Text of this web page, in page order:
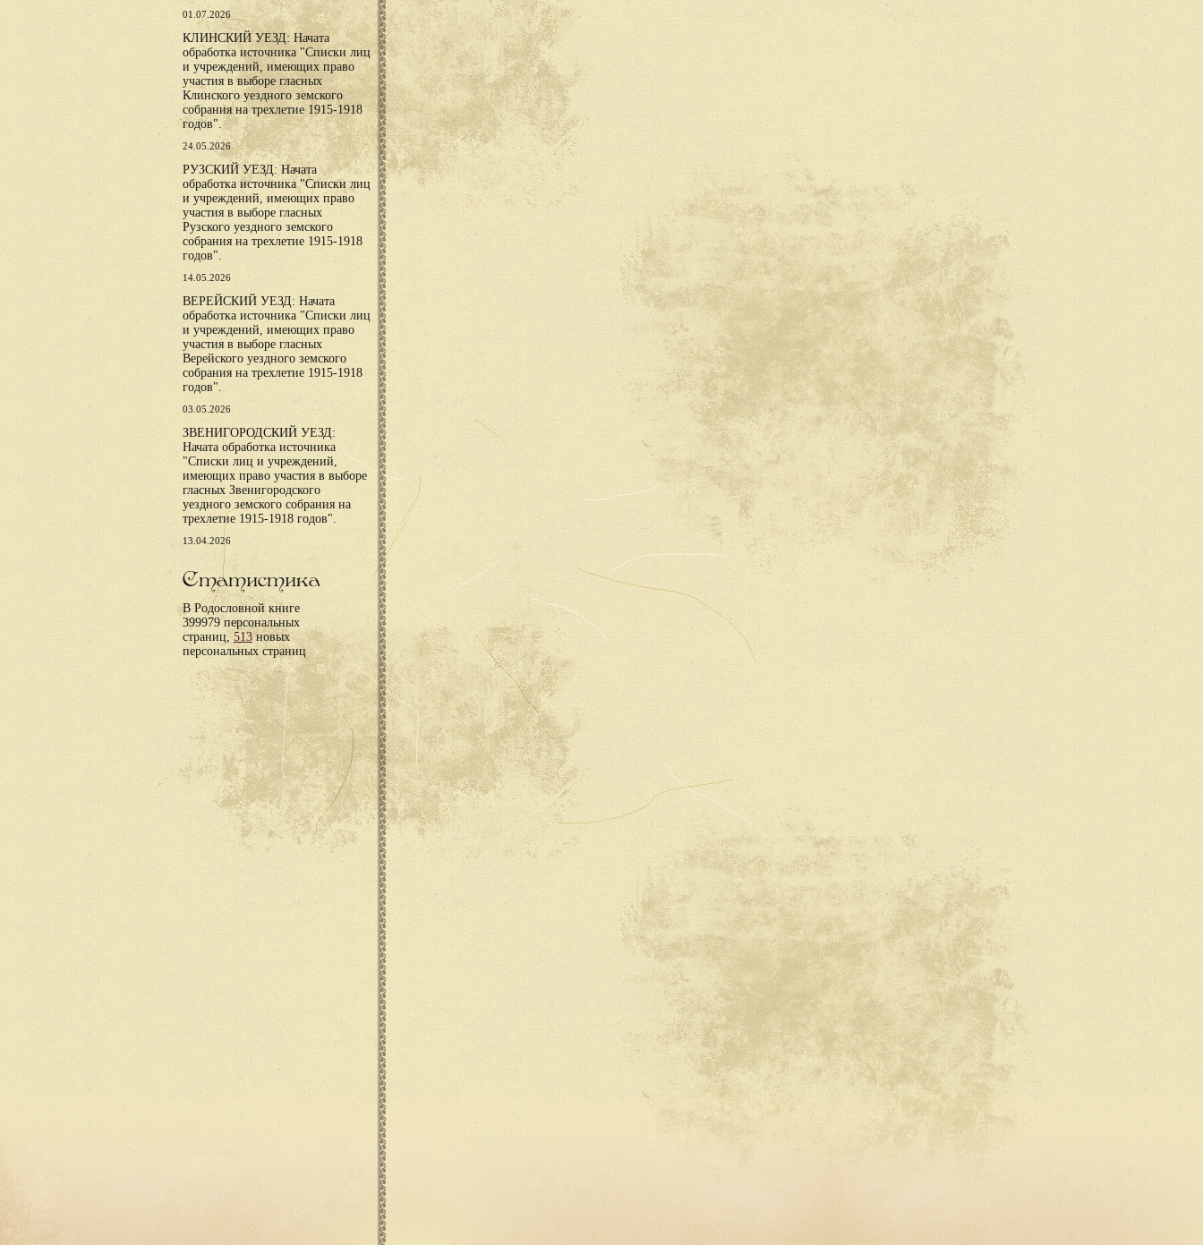
01.07.2026
КЛИНСКИЙ УЕЗД: Начата
обработка источника "Списки лиц
и учреждений, имеющих право
участия в выборе гласных
Клинского уездного земского
собрания на трехлетие 1915-1918
годов".
24.05.2026
РУЗСКИЙ УЕЗД: Начата
обработка источника "Списки лиц
и учреждений, имеющих право
участия в выборе гласных
Рузского уездного земского
собрания на трехлетие 1915-1918
годов".
14.05.2026
ВЕРЕЙСКИЙ УЕЗД: Начата
обработка источника "Списки лиц
и учреждений, имеющих право
участия в выборе гласных
Верейского уездного земского
собрания на трехлетие 1915-1918
годов".
03.05.2026
ЗВЕНИГОРОДСКИЙ УЕЗД:
Начата обработка источника
"Списки лиц и учреждений,
имеющих право участия в выборе
гласных Звенигородского
уездного земского собрания на
трехлетие 1915-1918 годов".
13.04.2026
Статистика
В Родословной книге
399979 персональных
страниц,513новых
персональных страниц